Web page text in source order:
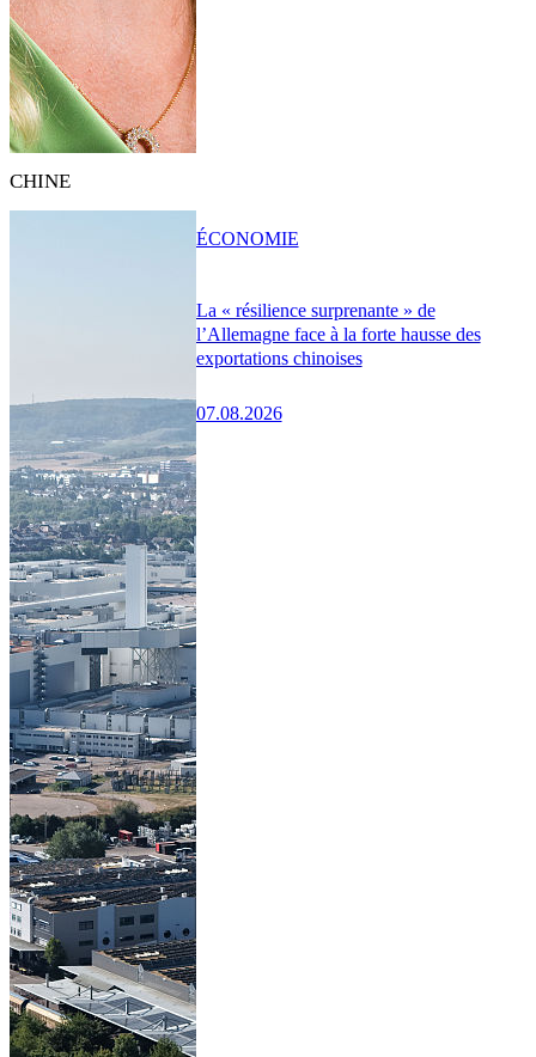
CHINE
La « résilience surprenante » de
l’Allemagne face à la forte hausse des
exportations chinoises
07.08.2026
ÉCONOMIE